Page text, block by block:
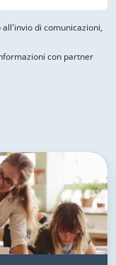
all'invio di comunicazioni,
con partner